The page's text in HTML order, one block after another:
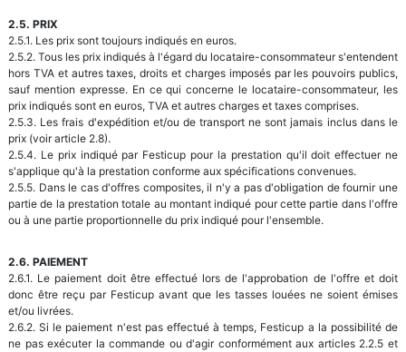
2.5. PRIX
2.5.1. Les prix sont toujours indiqués en euros.
2.5.2. Tous les prix indiqués à l'égard du locataire-consommateur s'entendent
hors TVA et autres taxes, droits et charges imposés par les pouvoirs publics,
sauf mention expresse. En ce qui concerne le locataire-consommateur, les
prix indiqués sont en euros, TVA et autres charges et taxes comprises.
2.5.3. Les frais d'expédition et/ou de transport ne sont jamais inclus dans le
prix (voir article 2.8).
2.5.4. Le prix indiqué par Festicup pour la prestation qu'il doit effectuer ne
s'applique qu'à la prestation conforme aux spécifications convenues.
2.5.5. Dans le cas d'offres composites, il n'y a pas d'obligation de fournir une
partie de la prestation totale au montant indiqué pour cette partie dans l'offre
ou à une partie proportionnelle du prix indiqué pour l'ensemble.
2.6. PAIEMENT
2.6.1. Le paiement doit être effectué lors de l'approbation de l'offre et doit
donc être reçu par Festicup avant que les tasses louées ne soient émises
et/ou livrées.
2.6.2. Si le paiement n'est pas effectué à temps, Festicup a la possibilité de
ne pas exécuter la commande ou d'agir conformément aux articles 2.2.5 et